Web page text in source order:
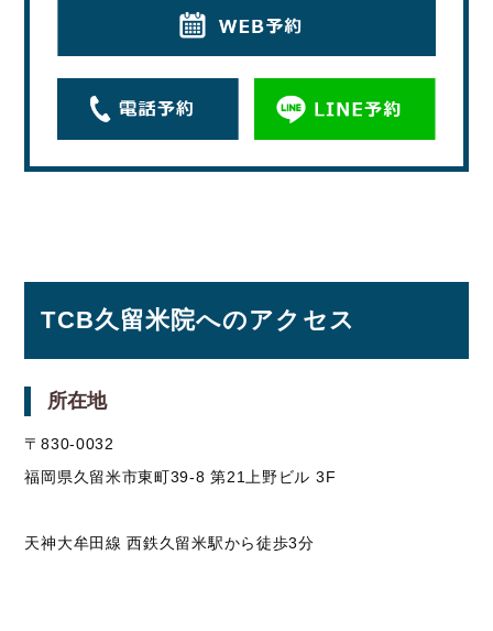
TCB久留米院へのアクセス
所在地
〒830-0032
福岡県久留米市東町39-8 第21上野ビル 3F
天神大牟田線 西鉄久留米駅から徒歩3分